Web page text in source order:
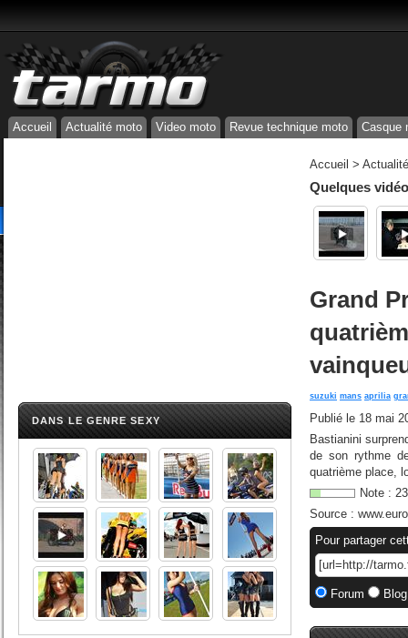
Accueil Actualité moto Video moto Revue technique moto Casque
DANS LE GENRE SEXY
Accueil >
Quelques
Grand
suzuki mans aprilia
Publié le 18 mai
Bastianini
de son rythme
quatrième place,
Note : 23
Source :
Pour partager
Forum